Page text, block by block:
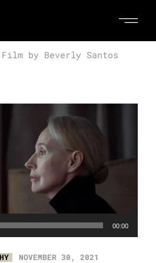
Film by Beverly Santos
00:00
NOVEMBER 30, 2021